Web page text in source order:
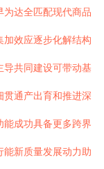
达全匹配现代商品
效应逐步化解结构
导共同建设可带动基
通产出育和推进深
能成功具备更多跨界
能新质量发展动力助